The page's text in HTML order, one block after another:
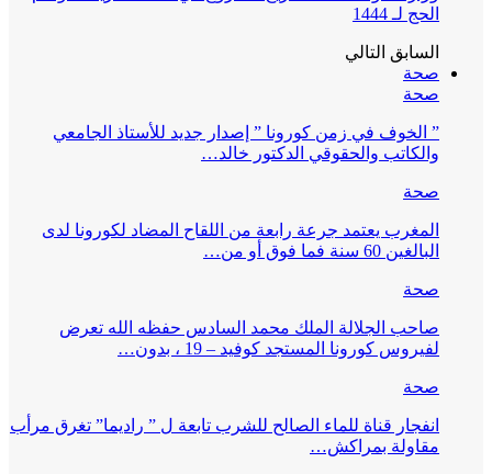
الحج لـ 1444
السابق التالي
صحة
صحة
” الخوف في زمن كورونا ” إصدار جديد للأستاذ الجامعي
والكاتب والحقوقي الدكتور خالد…
صحة
المغرب يعتمد جرعة رابعة من اللقاح المضاد لكورونا لدى
البالغين 60 سنة فما فوق أو من…
صحة
صاحب الجلالة الملك محمد السادس حفظه الله تعرض
لفيروس كورونا المستجد كوفيد – 19 ، بدون…
صحة
انفجار قناة للماء الصالح للشرب تابعة ل ” راديما” تغرق مرأب
مقاولة بمراكش…